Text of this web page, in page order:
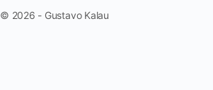
© 2026 - Gustavo Kalau